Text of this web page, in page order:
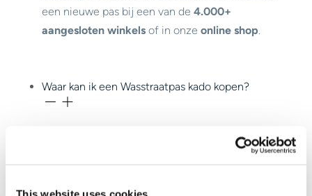
een nieuwe pas bij een van de 4.000+
aangesloten winkels of in onze online shop
Waar kan ik een Wasstraatpas kado kopen?
4.000